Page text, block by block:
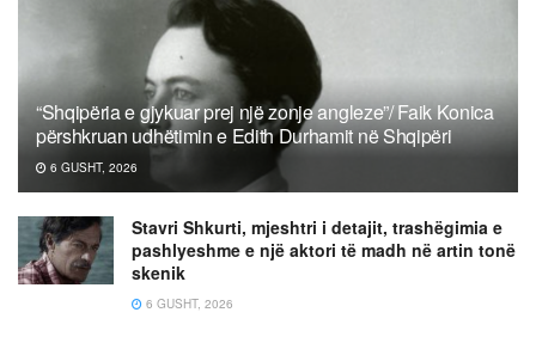
“Shqipëria e gjykuar prej një zonje angleze”/ Faik Konica
përshkruan udhëtimin e Edith Durhamit në Shqipëri
6 GUSHT, 2026
Stavri Shkurti, mjeshtri i detajit, trashëgimia e
pashlyeshme e një aktori të madh në artin tonë
skenik
6 GUSHT, 2026